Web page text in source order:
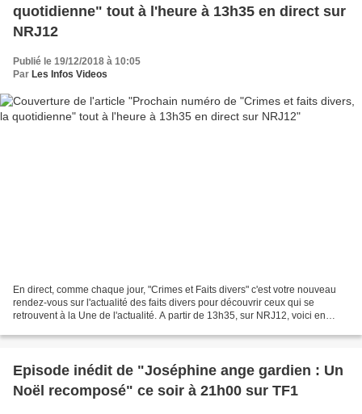
quotidienne" tout à l'heure à 13h35 en direct sur
NRJ12
Publié le 19/12/2018 à 10:05
Par Les Infos Videos
En direct, comme chaque jour, "Crimes et Faits divers" c'est votre nouveau
rendez-vous sur l'actualité des faits divers pour découvrir ceux qui se
retrouvent à la Une de l'actualité. A partir de 13h35, sur NRJ12, voici en
Episode inédit de "Joséphine ange gardien : Un
Noël recomposé" ce soir à 21h00 sur TF1